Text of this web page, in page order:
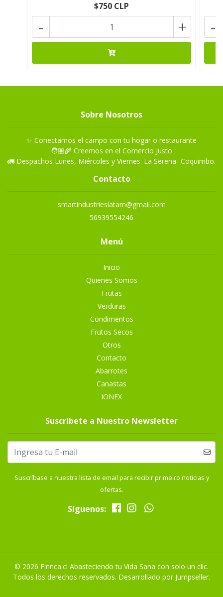
$750 CLP
+
- -
Sobre Nosotros
✨ Conectamos el campo con tu hogar o restaurante
🧑🏽‍🌾 Creemos en el Comercio Justo
🚛 Despachos Lunes, Miércoles y Viernes. La Serena- Coquimbo.
Contacto
smartindustrieslatam@gmail.com
56939554246
Menú
Inicio
Quienes Somos
Frutas
Verduras
Condimentos
Frutos Secos
Otros
Contacto
Abarrotes
Canastas
IONEX
Suscríbete a Nuestro Newsletter
Suscríbase a nuestra lista de email para recibir primeiro noticias y
ofertas.
Síguenos:
© 2026 Finnca.cl Abasteciendo tu Vida Sana con solo un clic.
Todos los derechos reservados. Desarrollado por Jumpseller.